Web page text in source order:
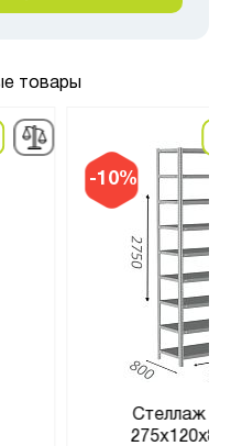
товары
-10%
Стеллаж